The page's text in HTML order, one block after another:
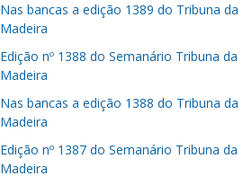
Nas bancas a edição 1389 do Tribuna da
Madeira
Edição nº 1388 do Semanário Tribuna da
Madeira
Nas bancas a edição 1388 do Tribuna da
Madeira
Edição nº 1387 do Semanário Tribuna da
Madeira